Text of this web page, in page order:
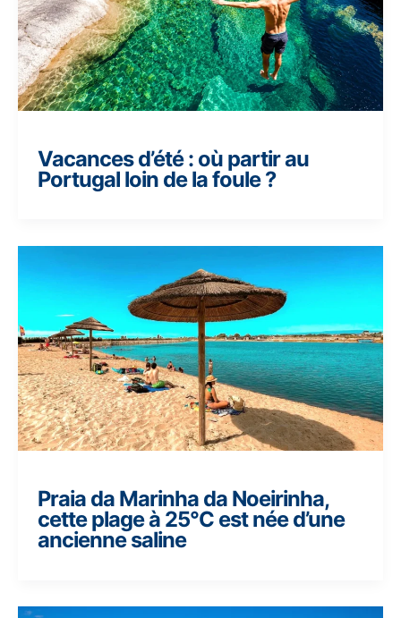
Vacances d’été : où partir au
Portugal loin de la foule ?
Praia da Marinha da Noeirinha,
cette plage à 25°C est née d’une
ancienne saline